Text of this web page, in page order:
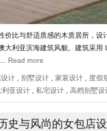
价比与舒适质感的木质居所，设
大利亚滨海建筑风貌。建筑采用
Read more
计 别墅设计 家装设计
度假
利亚设计 私宅设计 高档别墅设
史与风尚的女包店